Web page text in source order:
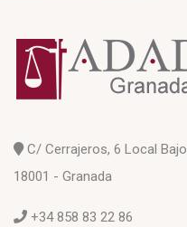
C/ Cerrajeros, 6 Local Bajo
18001 - Granada
+34 858 83 22 86